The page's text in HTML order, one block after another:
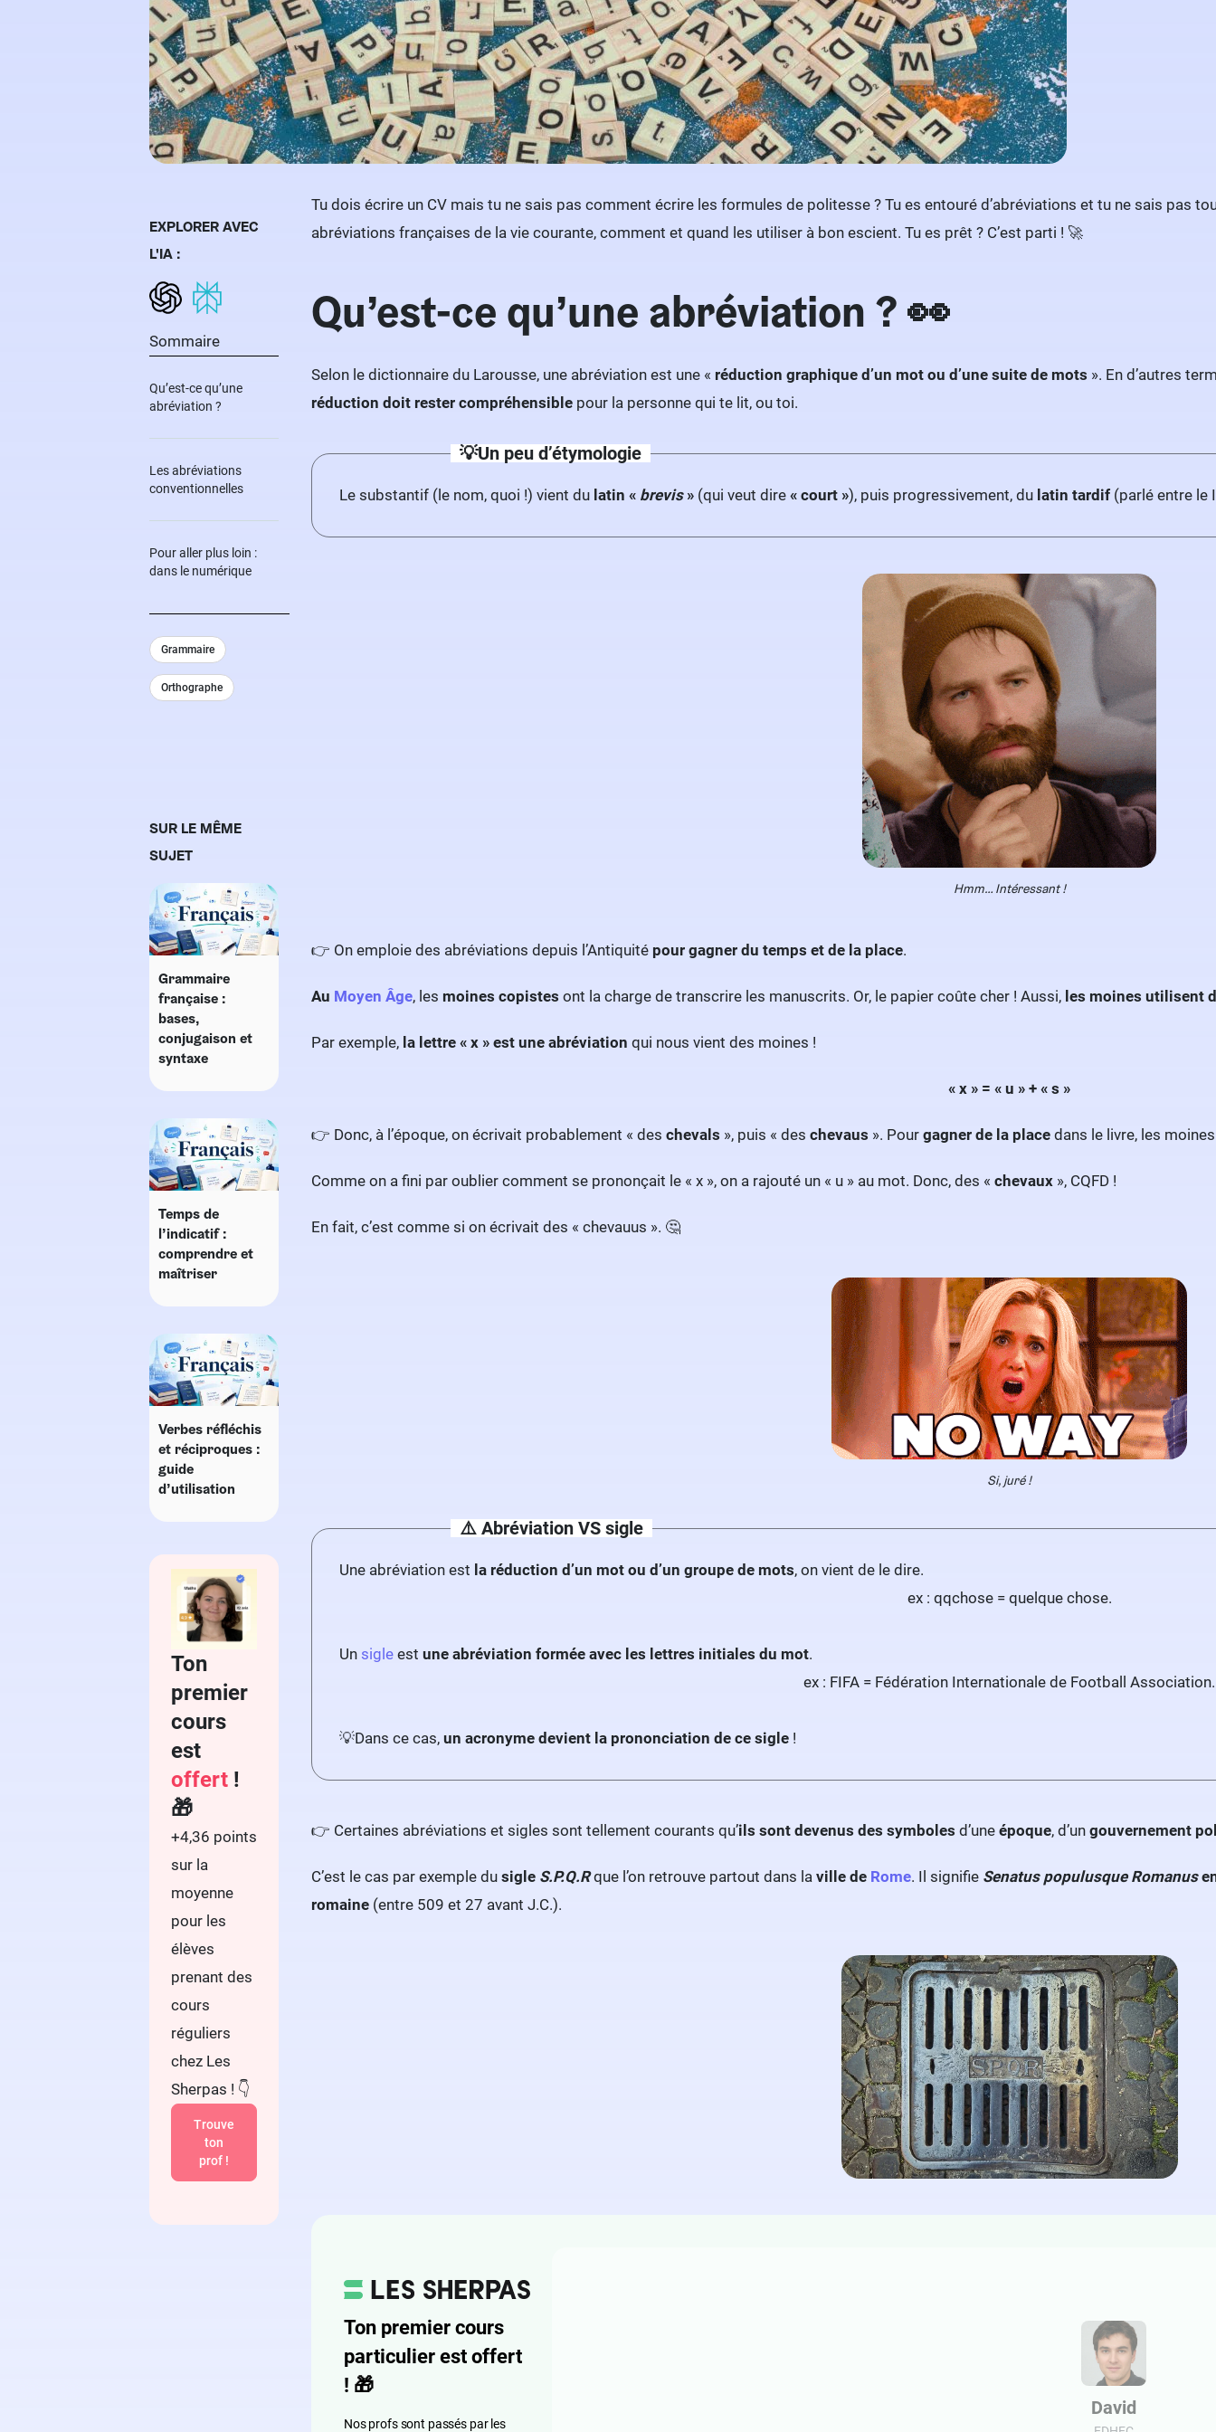
Tu dois écrire un CV mais tu ne sais pas comment écrire les formules de politesse ? Tu es entouré d’abréviations et tu ne sais pas
abréviations françaises de la vie courante, comment et quand les utiliser à bon escient. Tu es prêt ? C’est parti ! 🚀
Qu’est-ce qu’une abréviation ? 👀
Selon le dictionnaire du Larousse, une abréviation est une « réduction graphique d’un mot ou d’une suite de mots ». En d’autres
réduction doit rester compréhensible pour la personne qui te lit, ou toi.
💡Un peu d’étymologie
Le substantif (le nom, quoi !) vient du latin « brevis» (qui veut dire « court »), puis progressivement, du latin tardif (parlé entre le
Hmm… Intéressant !
👉 On emploie des abréviations depuis l’Antiquité pour gagner du temps et de la place.
Au Moyen Âge, les moines copistes ont la charge de transcrire les manuscrits. Or, le papier coûte cher ! Aussi, les moines utilisent
Par exemple, la lettre « x » est une abréviation qui nous vient des moines !
« x » = « u » + « s »
👉 Donc, à l’époque, on écrivait probablement « des chevals », puis « des chevaus ». Pour gagner de la place dans le livre, les
Comme on a fini par oublier comment se prononçait le « x », on a rajouté un « u » au mot. Donc, des « chevaux », CQFD !
En fait, c’est comme si on écrivait des « chevauus ». 🤔
Si, juré !
⚠️ Abréviation VS sigle
Une abréviation est la réduction d’un mot ou d’un groupe de mots, on vient de le dire.
ex : qqchose = quelque chose.
Un sigle est une abréviation formée avec les lettres initiales du mot.
ex : FIFA = Fédération Internationale de Football Association.
💡Dans ce cas, un acronyme devient la prononciation de ce sigle !
👉 Certaines abréviations et sigles sont tellement courants qu’ils sont devenus des symboles d’une époque, d’un gouvernement
C’est le cas par exemple du sigle S.P.Q.Rque l’on retrouve partout dans la ville de Rome. Il signifie Senatus populusque Romanus
romaine (entre 509 et 27 avant J.C.).
David
Ton premier cours
particulier est offert
! 🎁
Nos profs sont passés par les
EXPLORER AVEC
L'IA :
Sommaire
Qu’est-ce qu’une
abréviation ?
Les abréviations
conventionnelles
Pour aller plus loin :
dans le numérique
Grammaire
Orthographe
SUR LE MÊME
SUJET
Grammaire
française :
bases,
conjugaison et
syntaxe
Temps de
l’indicatif :
comprendre et
maîtriser
Verbes réfléchis
et réciproques :
guide
d’utilisation
Ton
premier
cours
est
offert !
🎁
+4,36 points
sur la
moyenne
pour les
élèves
prenant des
cours
réguliers
chez Les
Sherpas ! 👇
Trouve
ton
prof !